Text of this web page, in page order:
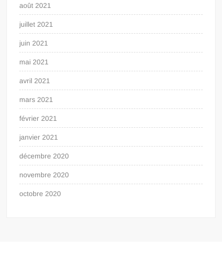
août 2021
juillet 2021
juin 2021
mai 2021
avril 2021
mars 2021
février 2021
janvier 2021
décembre 2020
novembre 2020
octobre 2020